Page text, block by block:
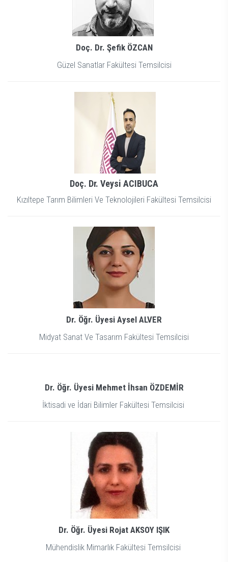
Doç. Dr. Şefik ÖZCAN
Güzel Sanatlar Fakültesi Temsilcisi
Doç. Dr. Veysi ACIBUCA
Kızıltepe Tarım Bilimleri Ve Teknolojileri Fakültesi Temsilcisi
Dr. Öğr. Üyesi Aysel ALVER
Midyat Sanat Ve Tasarım Fakültesi Temsilcisi
Dr. Öğr. Üyesi Mehmet İhsan ÖZDEMİR
İktisadi ve İdari Bilimler Fakültesi Temsilcisi
Dr. Öğr. Üyesi Rojat AKSOY IŞIK
Mühendislik Mimarlık Fakültesi Temsilcisi